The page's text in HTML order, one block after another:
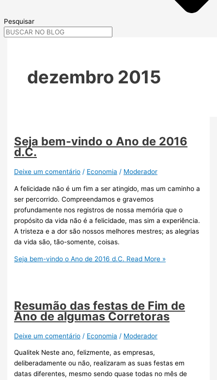
Pesquisar
dezembro 2015
Seja bem-vindo o Ano de 2016
d.C.
Deixe um comentário / Economia / Moderador
A felicidade não é um fim a ser atingido, mas um caminho a
ser percorrido. Compreendamos e gravemos
profundamente nos registros de nossa memória que o
propósito da vida não é a felicidade, mas sim a experiência.
A tristeza e a dor são nossos melhores mestres; as alegrias
da vida são, tão-somente, coisas.
Seja bem-vindo o Ano de 2016 d.C. Read More »
Resumão das festas de Fim de
Ano de algumas Corretoras
Deixe um comentário / Economia / Moderador
Qualitek Neste ano, felizmente, as empresas,
deliberadamente ou não, realizaram as suas festas em
datas diferentes, mesmo sendo quase todas no mês de